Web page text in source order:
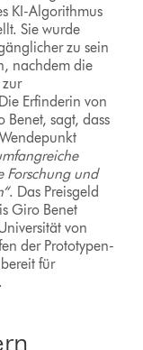
KI-Algorithmus
Sie wurde
zu sein
nachdem die
Erfinderin von
sagt, dass
Forschung und
. Das Preisgeld
Giro Benet
von
der Prototypen-
für